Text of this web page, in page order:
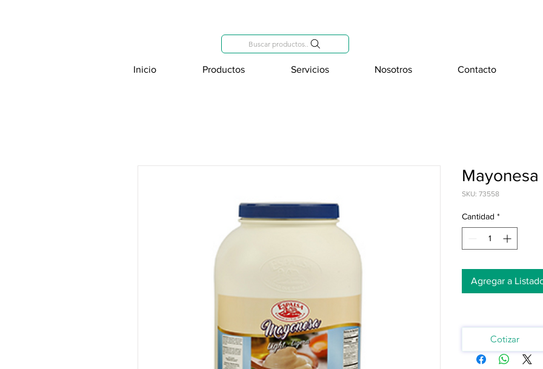
Buscar productos..
Inicio Productos Servicios Nosotros Contacto
Mayonesa
SKU: 73558
Cantidad *
Agregar a
Cotizar